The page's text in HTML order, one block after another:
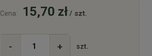
Cena: 15,70 zł/ szt.
- + szt.